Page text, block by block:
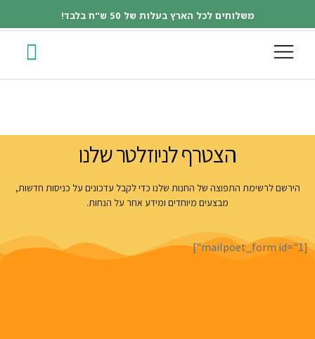
משלוחים לכל הארץ בעלות של 50 ש"ח בלבד!
הצטרף לניוזלטר שלנו
הירשם לרשימת התפוצה של החנות שלנו כדי לקבל עדכונים על כניסות חדשות,
מבצעים מיוחדים ומידע אחר על הנחות.
[mailpoet_form id="1"]